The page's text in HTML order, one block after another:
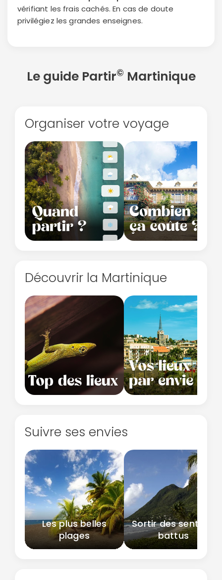
vérifiant les frais cachés. En cas de doute
privilégiez les grandes enseignes.
Le guide Partir© Martinique
Organiser votre voyage
Découvrir la Martinique
Suivre ses envies
Les plus belles
plages
Sortir des sentiers
battus